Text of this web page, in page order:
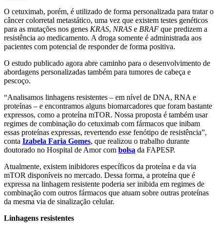
O cetuximab, porém, é utilizado de forma personalizada para tratar o
câncer colorretal metastático, uma vez que existem testes genéticos
para as mutações nos genes KRAS, NRAS e BRAF que predizem a
resistência ao medicamento. A droga somente é administrada aos
pacientes com potencial de responder de forma positiva.
O estudo publicado agora abre caminho para o desenvolvimento de
abordagens personalizadas também para tumores de cabeça e
pescoço.
“Analisamos linhagens resistentes – em nível de DNA, RNA e
proteínas – e encontramos alguns biomarcadores que foram bastante
expressos, como a proteína mTOR. Nossa proposta é também usar
regimes de combinação do cetuximab com fármacos que inibam
essas proteínas expressas, revertendo esse fenótipo de resistência”,
conta Izabela Faria Gomes, que realizou o trabalho durante
doutorado no Hospital de Amor com bolsa da FAPESP.
Atualmente, existem inibidores específicos da proteína e da via
mTOR disponíveis no mercado. Dessa forma, a proteína que é
expressa na linhagem resistente poderia ser inibida em regimes de
combinação com outros fármacos que atuam sobre outras proteínas
da mesma via de sinalização celular.
Linhagens resistentes